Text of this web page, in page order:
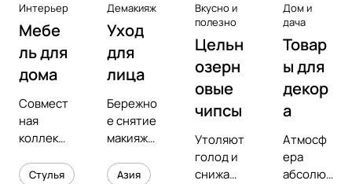
Интерьер
Мебе
ль для
дома
Совмест
ная
коллекц
предмет
Стулья
Демакияж
Уход
для
лица
Бережно
е снятие
макияжа
увлажне
Азия
Вкусно и
полезно
Цельн
озерн
овые
чипсы
Утоляют
голод и
снижают
Дом и
дача
Товар
ы для
декор
а
Атмосф
ера
абсолют